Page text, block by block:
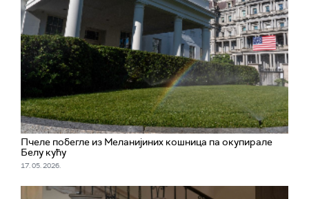
Пчеле побегле из Меланијиних кошница па окупирале
Белу кућу
17. 05. 2026.